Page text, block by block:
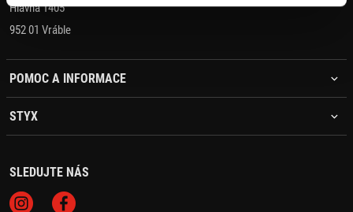
Hlavná 1405
952 01 Vráble
POMOC A INFORMACE
STYX
SLEDUJTE NÁS